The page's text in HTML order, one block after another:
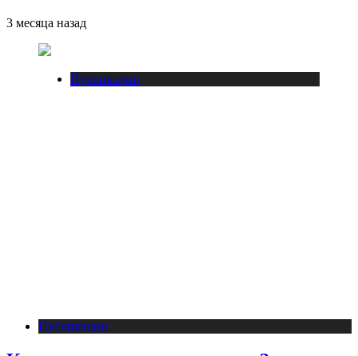
3 месяца назад
Публикации
Публикации